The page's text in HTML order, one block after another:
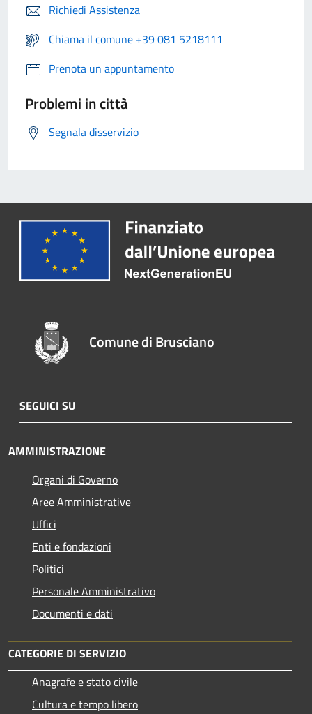
Richiedi Assistenza
Chiama il comune +39 081 5218111
Prenota un appuntamento
Problemi in città
Segnala disservizio
Comune di Brusciano
SEGUICI SU
AMMINISTRAZIONE
Organi di Governo
Aree Amministrative
Uffici
Enti e fondazioni
Politici
Personale Amministrativo
Documenti e dati
CATEGORIE DI SERVIZIO
Anagrafe e stato civile
Cultura e tempo libero